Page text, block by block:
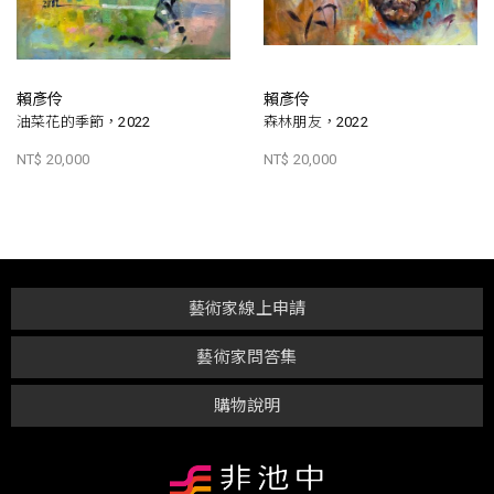
賴彥伶
油菜花的季節，2022
NT$ 20,000
賴彥伶
森林朋友，2022
NT$ 20,000
購物說明
藝術家問答集
藝術家線上申請